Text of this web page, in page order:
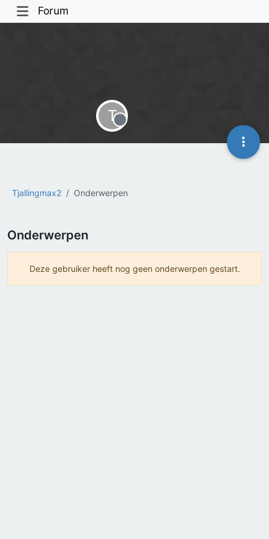
Forum
Tjallingmax2 Onderwerpen
T
Offline
Onderwerpen
Deze gebruiker heeft nog geen onderwerpen gestart.